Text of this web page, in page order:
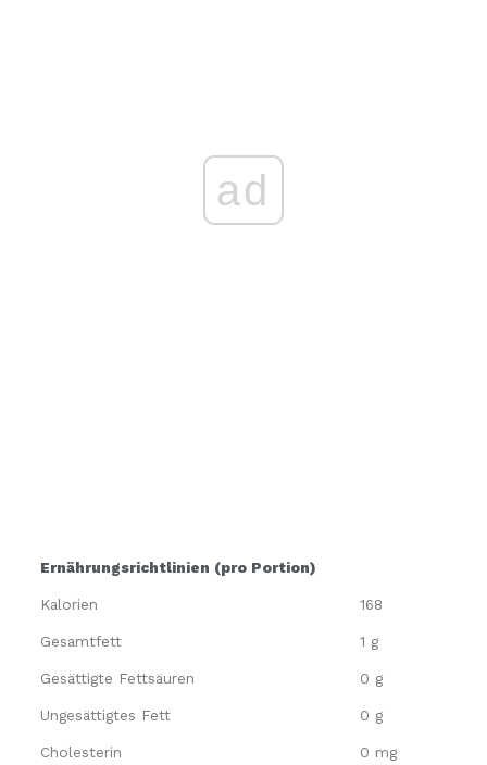
ad
Ernährungsrichtlinien (pro Portion)
Kalorien 168
Gesamtfett 1 g
Gesättigte Fettsäuren 0 g
Ungesättigtes Fett 0 g
Cholesterin 0 mg